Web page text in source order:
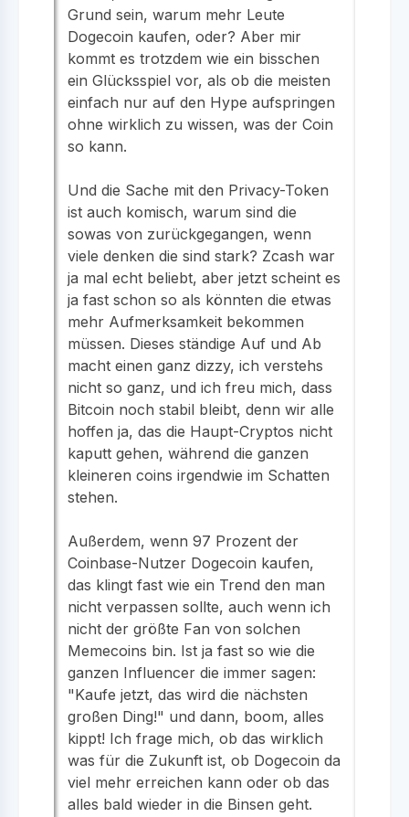
Grund sein, warum mehr Leute
Dogecoin kaufen, oder? Aber mir
kommt es trotzdem wie ein bisschen
ein Glücksspiel vor, als ob die meisten
einfach nur auf den Hype aufspringen
ohne wirklich zu wissen, was der Coin
so kann.
Und die Sache mit den Privacy-Token
ist auch komisch, warum sind die
sowas von zurückgegangen, wenn
viele denken die sind stark? Zcash war
ja mal echt beliebt, aber jetzt scheint es
ja fast schon so als könnten die etwas
mehr Aufmerksamkeit bekommen
müssen. Dieses ständige Auf und Ab
macht einen ganz dizzy, ich verstehs
nicht so ganz, und ich freu mich, dass
Bitcoin noch stabil bleibt, denn wir alle
hoffen ja, das die Haupt-Cryptos nicht
kaputt gehen, während die ganzen
kleineren coins irgendwie im Schatten
stehen.
Außerdem, wenn 97 Prozent der
Coinbase-Nutzer Dogecoin kaufen,
das klingt fast wie ein Trend den man
nicht verpassen sollte, auch wenn ich
nicht der größte Fan von solchen
Memecoins bin. Ist ja fast so wie die
ganzen Influencer die immer sagen:
"Kaufe jetzt, das wird die nächsten
großen Ding!" und dann, boom, alles
kippt! Ich frage mich, ob das wirklich
was für die Zukunft ist, ob Dogecoin da
viel mehr erreichen kann oder ob das
alles bald wieder in die Binsen geht.